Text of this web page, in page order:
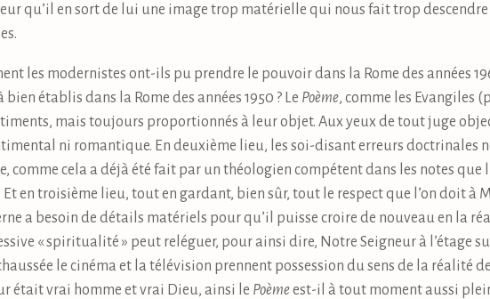
qu’il en sort de lui une image trop matérielle qui nous fait trop descendre
les modernistes ont-ils pu prendre le pouvoir dans la Rome des années
établis dans la Rome des années 1950 ? Le Poème, comme les Evangiles
mais toujours proportionnés à leur objet. Aux yeux de tout juge
ni romantique. En deuxième lieu, les soi-disant erreurs doctrinales
comme cela a déjà été fait par un théologien compétent dans les notes que
. Et en troisième lieu, tout en gardant, bien sûr, tout le respect que l’on doit à
a besoin de détails matériels pour qu’il puisse croire de nouveau en la
« spiritualité » peut reléguer, pour ainsi dire, Notre Seigneur à l’étage
le cinéma et la télévision prennent possession du sens de la réalité
était vrai homme et vrai Dieu, ainsi le Poèmeest-il à tout moment aussi